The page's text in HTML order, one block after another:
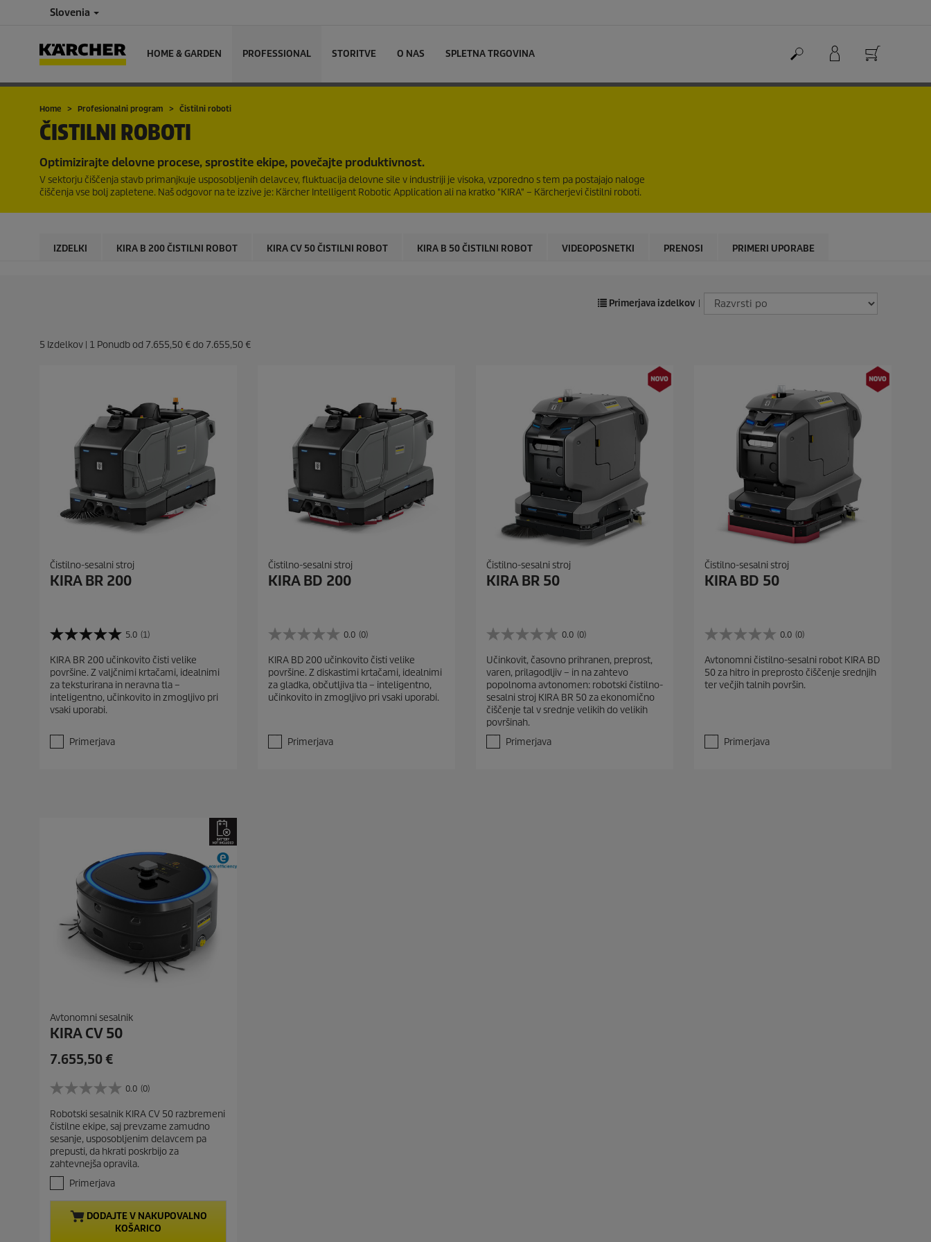
Slovenia
HOME & GARDEN PROFESSIONAL STORITVE O NAS SPLETNA TRGOVINA
Home Profesionalni program Čistilni roboti
ČISTILNI ROBOTI
Optimizirajte delovne procese, sprostite ekipe, povečajte produktivnost.
V sektorju čiščenja stavb primanjkuje usposobljenih delavcev, fluktuacija delovne sile v industriji je visoka, vzporedno s tem pa postajajo naloge
čiščenja vse bolj zapletene. Naš odgovor na te izzive je: Kärcher Intelligent Robotic Application ali na kratko "KIRA" – Kärcherjevi čistilni roboti.
IZDELKI KIRA B 200 ČISTILNI ROBOT KIRA CV 50 ČISTILNI ROBOT KIRA B 50 ČISTILNI ROBOT VIDEOPOSNETKI PRENOSI PRIMERI UPORABE
Primerjava izdelkov |
5 Izdelkov | 1 Ponudb od 7.655,50 €do 7.655,50 €
Čistilno-sesalni stroj
KIRA BR 200
5.0 (1)
5
0
o
d
5
z
z
KIRA BR 200 učinkovito čisti velike
površine. Z valjčnimi krtačami, idealnimi
za teksturirana in neravna tla –
inteligentno, učinkovito in zmogljivo pri
vsaki uporabi.
Primerjava
Čistilno-sesalni stroj
KIRA BD 200
0.0 (0)
0
0
o
d
5
z
KIRA BD 200 učinkovito čisti velike
površine. Z diskastimi krtačami, idealnimi
za gladka, občutljiva tla – inteligentno,
učinkovito in zmogljivo pri vsaki uporabi.
Primerjava
Čistilno-sesalni stroj
KIRA BR 50
0.0 (0)
0
0
o
d
5
z
v
z
Učinkovit, časovno prihranen, preprost,
varen, prilagodljiv – in na zahtevo
popolnoma avtonomen: robotski čistilno-
sesalni stroj KIRA BR 50 za ekonomično
čiščenje tal v srednje velikih do velikih
površinah.
Primerjava
Čistilno-sesalni stroj
KIRA BD 50
0.0 (0)
0
0
o
d
z
Avtonomni čistilno-sesalni robot KIRA BD
50 za hitro in preprosto čiščenje srednjih
ter večjih talnih površin.
Primerjava
Avtonomni sesalnik
KIRA CV 50
C
r
e
n
t
p
r
7.655,50 €
0.0 (0)
0
0
o
d
5
z
e
Robotski sesalnik KIRA CV 50 razbremeni
čistilne ekipe, saj prevzame zamudno
sesanje, usposobljenim delavcem pa
prepusti, da hkrati poskrbijo za
zahtevnejša opravila.
Primerjava
DODAJTE V NAKUPOVALNO
KOŠARICO